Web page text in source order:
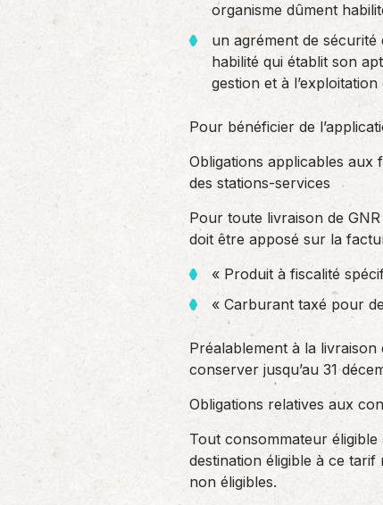
organisme dûment
un agrément de
habilité qui établit son
gestion et à
Pour bénéficier de
Obligations applicables
des stations-services
Pour toute livraison de
doit être apposé sur la
« Produit à fiscalité
« Carburant taxé pour
Préalablement à la livraison
conserver jusqu’au 31
Obligations relatives aux
Tout consommateur
destination éligible à ce tarif
non éligibles.